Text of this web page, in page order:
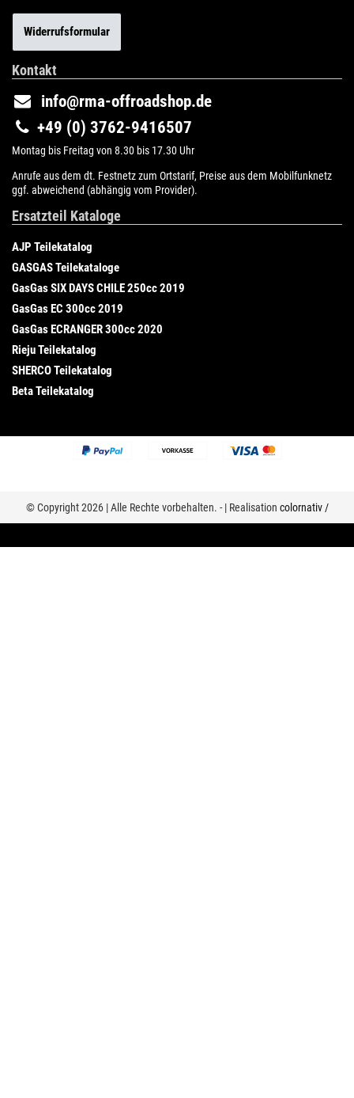
Widerrufsformular
Kontakt
info@rma-offroadshop.de
+49 (0) 3762-9416507
Montag bis Freitag von 8.30 bis 17.30 Uhr
Anrufe aus dem dt. Festnetz zum Ortstarif, Preise aus dem Mobilfunknetz
ggf. abweichend (abhängig vom Provider).
Ersatzteil Kataloge
AJP Teilekatalog
GASGAS Teilekataloge
GasGas SIX DAYS CHILE 250cc 2019
GasGas EC 300cc 2019
GasGas ECRANGER 300cc 2020
Rieju Teilekatalog
SHERCO Teilekatalog
Beta Teilekatalog
© Copyright 2026 | Alle Rechte vorbehalten. - | Realisation colornativ /